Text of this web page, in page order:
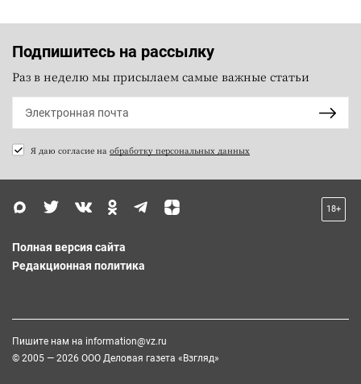
Подпишитесь на рассылку
Раз в неделю мы присылаем самые важные статьи
Я даю согласие на обработку персональных данных
18+
Полная версия сайта
Редакционная политика
Пишите нам на information@vz.ru
© 2005 — 2026 ООО Деловая газета «Взгляд»